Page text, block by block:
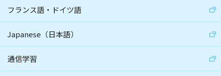
フランス語・ドイツ語
Japanese（日本語）
通信学習